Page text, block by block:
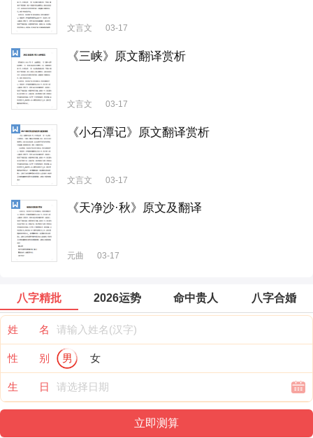
文言文 03-17
《三峡》原文翻译赏析
文言文 03-17
《小石潭记》原文翻译赏析
文言文 03-17
《天净沙·秋》原文及翻译
元曲 03-17
八字精批 2026运势 命中贵人 八字合婚
姓 名
性 别 男 女
生 日